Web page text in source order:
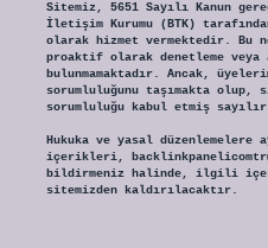
Sitemiz, 5651 Sayılı Kanun
İletişim Kurumu (BTK)
olarak hizmet vermektedir.
proaktif olarak denetleme veya
bulunmamaktadır. Ancak,
sorumluluğunu taşımakta olup,
sorumluluğu kabul etmiş
Hukuka ve yasal düzenlemelere
içerikleri,
bildirmeniz halinde, ilgili
sitemizden kaldırılacaktır.